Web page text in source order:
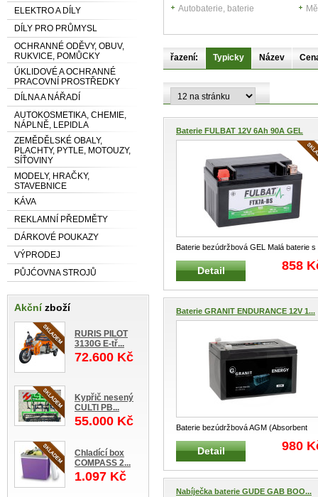
ELEKTRO A DÍLY
DÍLY PRO PRŮMYSL
OCHRANNÉ ODĚVY, OBUV,
RUKVICE, POMŮCKY
ÚKLIDOVÉ A OCHRANNÉ
PRACOVNÍ PROSTŘEDKY
DÍLNA A NÁŘADÍ
AUTOKOSMETIKA, CHEMIE,
NÁPLNĚ, LEPIDLA
ZEMĚDĚLSKÉ OBALY,
PLACHTY, PYTLE, MOTOUZY,
SÍŤOVINY
MODELY, HRAČKY,
STAVEBNICE
KÁVA
REKLAMNÍ PŘEDMĚTY
DÁRKOVÉ POUKAZY
VÝPRODEJ
PŮJĆOVNA STROJŮ
Akčnízboží
RURIS PILOT
3130G E-tř...
72.600 Kč
Kypřič nesený
CULTI PB...
55.000 Kč
Chladící box
COMPASS 2...
1.097 Kč
Autobaterie, baterie
řazení: Typicky Název
Baterie FULBAT 12V 6Ah 90A GEL
Baterie bezúdržbová GEL Malá baterie s
technologií GEL Konstrukce b
Detail 858
Baterie GRANIT ENDURANCE 12V 1...
Baterie bezúdržbová AGM (Absorbent
Glass Mat) Malá baterie s technolo
Detail 980
Nabíječka baterie GUDE GAB BOO...